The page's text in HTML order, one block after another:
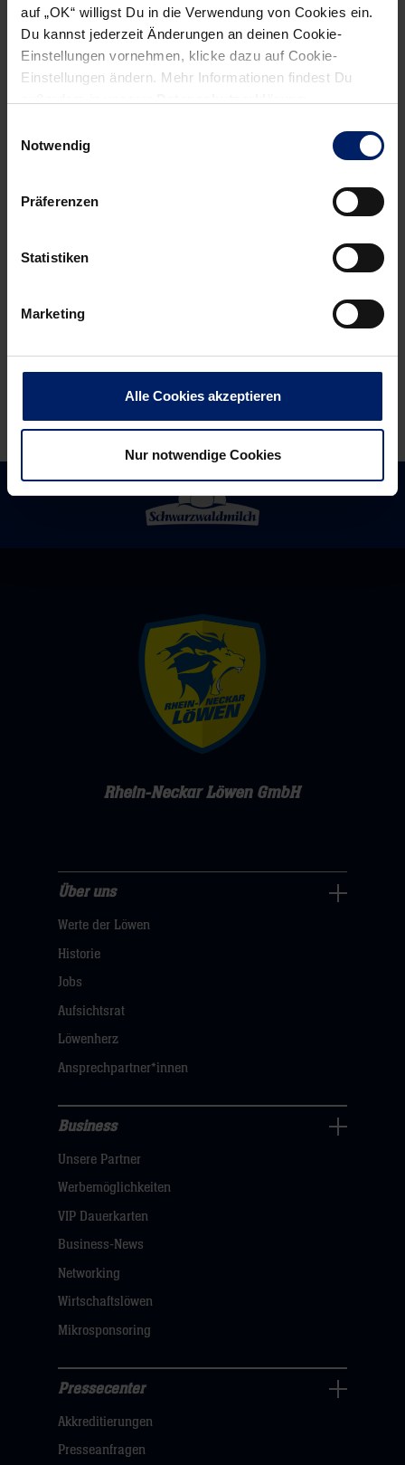
auf „OK“ willigst Du in die Verwendung von Cookies ein.
Du kannst jederzeit Änderungen an deinen Cookie-
Einstellungen vornehmen, klicke dazu auf Cookie-
Einstellungen ändern. Mehr Informationen findest Du
Notwendig
Präferenzen
Statistiken
Marketing
Alle Cookies akzeptieren
Nur notwendige Cookies
Wenn du per E-Mail über Aktuelles aus der Löwenwelt
informiert werden willst, kannst du den Rhein-Neckar Löwen
Newsletterhier abonnieren
navigation
Rhein-Neckar Löwen GmbH
uns
Navigation
öffnen,
hier
Über uns
Werte der Löwen
Historie
Jobs
Aufsichtsrat
Löwenherz
Ansprechpartner*innen
Navigation
öffnen,
dann
klicken
Business
Unsere Partner
Werbemöglichkeiten
VIP Dauerkarten
Business-News
Networking
Wirtschaftslöwen
Mikrosponsoring
Navigation
öffnen,
Pressecenter
Akkreditierungen
Presseanfragen